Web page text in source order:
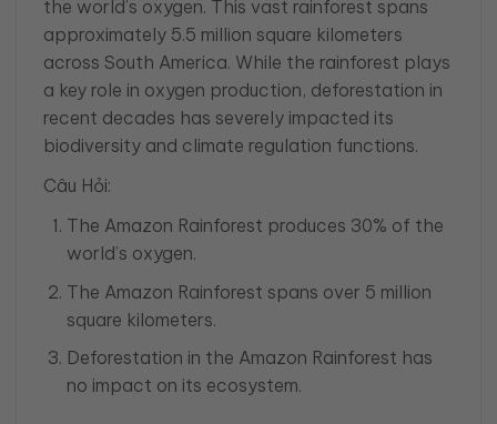
the world’s oxygen. This vast rainforest spans
approximately 5.5 million square kilometers
across South America. While the rainforest plays
a key role in oxygen production, deforestation in
recent decades has severely impacted its
biodiversity and climate regulation functions.
Câu Hỏi:
The Amazon Rainforest produces 30% of the
world’s oxygen.
The Amazon Rainforest spans over 5 million
square kilometers.
Deforestation in the Amazon Rainforest has
no impact on its ecosystem.